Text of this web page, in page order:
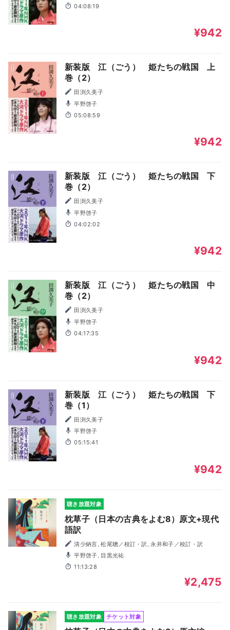
04:08:19
¥942
新装版 江（ごう） 姫たちの戦国 上
巻（2）
田渕久美子
平野啓子
05:08:59
¥942
新装版 江（ごう） 姫たちの戦国 下
巻（2）
田渕久美子
平野啓子
04:02:02
¥942
新装版 江（ごう） 姫たちの戦国 中
巻（2）
田渕久美子
平野啓子
04:17:35
¥942
新装版 江（ごう） 姫たちの戦国 下
巻（1）
田渕久美子
平野啓子
05:15:41
¥942
聴き放題対象
枕草子（日本の古典をよむ8）原文+現代
語訳
清少納言, 松尾聰／校訂・訳, 永井和子／校訂・訳
平野啓子, 目黒光祐
11:13:28
¥2,475
聴き放題対象 チケット対象